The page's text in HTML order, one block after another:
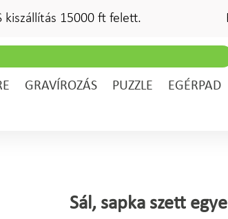
kiszállítás 15000 ft felett.
GRAVÍROZÁS PUZZLE EGÉRPAD
Sál, sapka szett